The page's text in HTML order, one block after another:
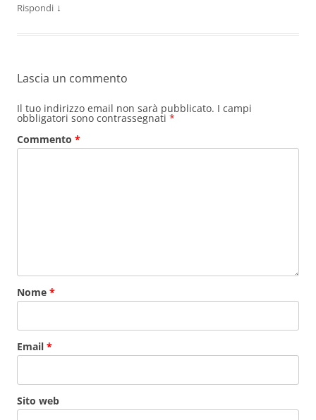
Rispondi ↓
Lascia un commento
Il tuo indirizzo email non sarà pubblicato. I campi
obbligatori sono contrassegnati *
Commento *
Nome *
Email *
Sito web